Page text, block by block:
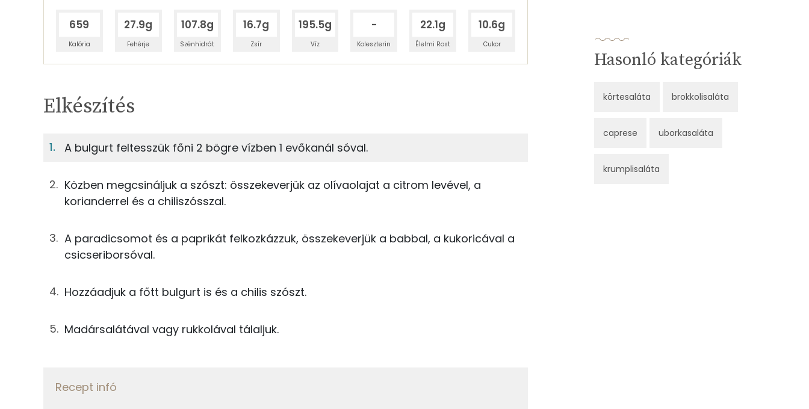
659
Kalória
27.9g
Fehérje
107.8g
Szénhidrát
16.7g
Zsír
195.5g
Víz
-
Koleszterin
22.1g
Élelmi Rost
10.6g
Cukor
63g vörösbab
63gcsicseriborsó (konzerv)
23glilahagyma
10g citromlé
TÁPANYAGTARTALOM
Nátrium
Magnézium
Kolin:
Elkészítés
A bulgurt feltesszük főni 2 bögre vízben 1 evőkanál sóval.
Közben megcsináljuk a szószt: összekeverjük az olívaolajat a citrom levével, a
korianderrel és a chiliszósszal.
A paradicsomot és a paprikát felkozkázzuk, összekeverjük a babbal, a kukoricával a
csicseriborsóval.
Hozzáadjuk a főtt bulgurt is és a chilis szószt.
Madársalátával vagy rukkolával tálaljuk.
Recept infó
Hasonló kategóriák
körtesaláta brokkolisaláta
caprese uborkasaláta
krumplisaláta